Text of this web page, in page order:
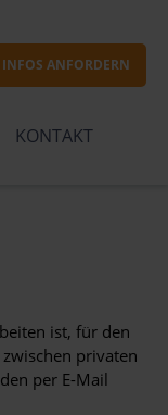
KONTAKT
INFOS ANFORDERN
ist, für den
privaten
per E-Mail